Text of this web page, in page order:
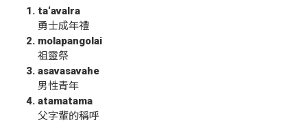
ta‘avalra
勇士成年禮
molapangolai
祖靈祭
asavasavahe
男性青年
atamatama
父字輩的稱呼